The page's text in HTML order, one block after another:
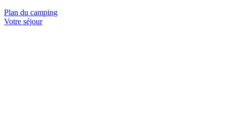
Plan du camping
Votre séjour